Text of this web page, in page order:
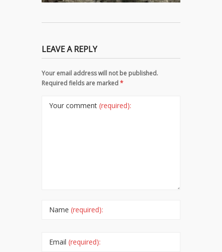
LEAVE A REPLY
Your email address will not be published.
Required fields are marked*
Your comment (required):
Name (required):
Email (required):